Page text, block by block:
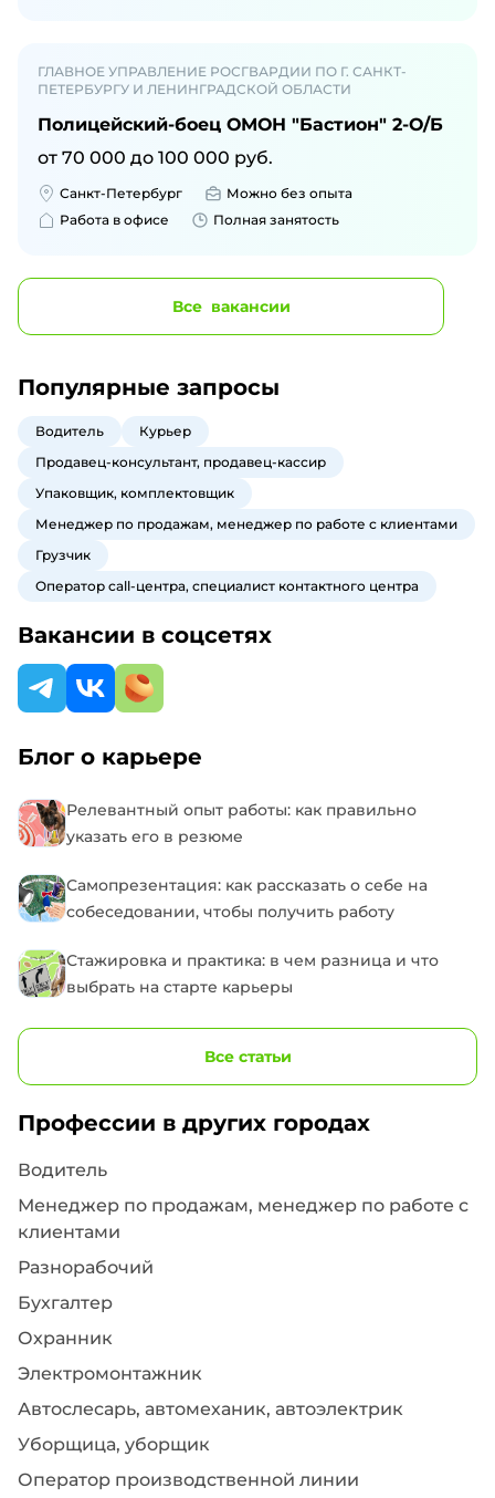
ГЛАВНОЕ УПРАВЛЕНИЕ РОСГВАРДИИ ПО Г. САНКТ-
ПЕТЕРБУРГУ И ЛЕНИНГРАДСКОЙ ОБЛАСТИ
Полицейский-боец ОМОН "Бастион" 2-О/Б
от 70 000 до 100 000 руб.
Санкт-Петербург
Можно без опыта
Работа в офисе
Полная занятость
Все вакансии
Популярные запросы
Водитель
Курьер
Продавец-консультант, продавец-кассир
Упаковщик, комплектовщик
Менеджер по продажам, менеджер по работе с клиентами
Грузчик
Оператор call-центра, специалист контактного центра
Вакансии в соцсетях
Блог о карьере
Релевантный опыт работы: как правильно
указать его в резюме
Самопрезентация: как рассказать о себе на
собеседовании, чтобы получить работу
Стажировка и практика: в чем разница и что
выбрать на старте карьеры
Все статьи
Профессии в других городах
Водитель
Менеджер по продажам, менеджер по работе с
клиентами
Разнорабочий
Бухгалтер
Охранник
Электромонтажник
Автослесарь, автомеханик, автоэлектрик
Уборщица, уборщик
Оператор производственной линии